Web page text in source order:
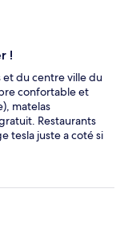
!
et du centre ville du
confortable et
matelas
Restaurants
tesla juste a coté si